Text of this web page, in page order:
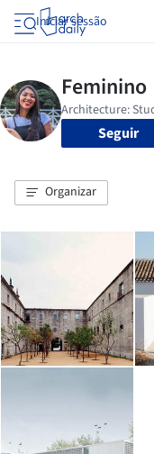
Iniciar sessão
Seguir
Organizar